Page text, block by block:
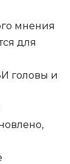
мнения
для
головы и